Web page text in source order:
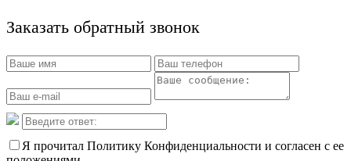
Заказать обратный звонок
Я прочитал Политику Конфиденциальности и согласен с ее